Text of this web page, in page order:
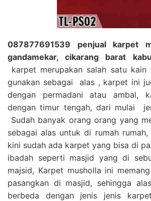
087877691539 penjual karpet
gandamekar, cikarang barat
karpet merupakan salah satu kain
gunakan sebagai alas , karpet ini
dengan permadani atau ambal,
dengan timur tengah, dari mulai
Sudah banyak orang orang yang
sebagai alas untuk di rumah
kini sudah ada karpet yang bisa di
ibadah seperti masjid yang di
majsid, Karpet musholla ini
pasangkan di masjid, sehingga
berbeda dengan jenis jenis